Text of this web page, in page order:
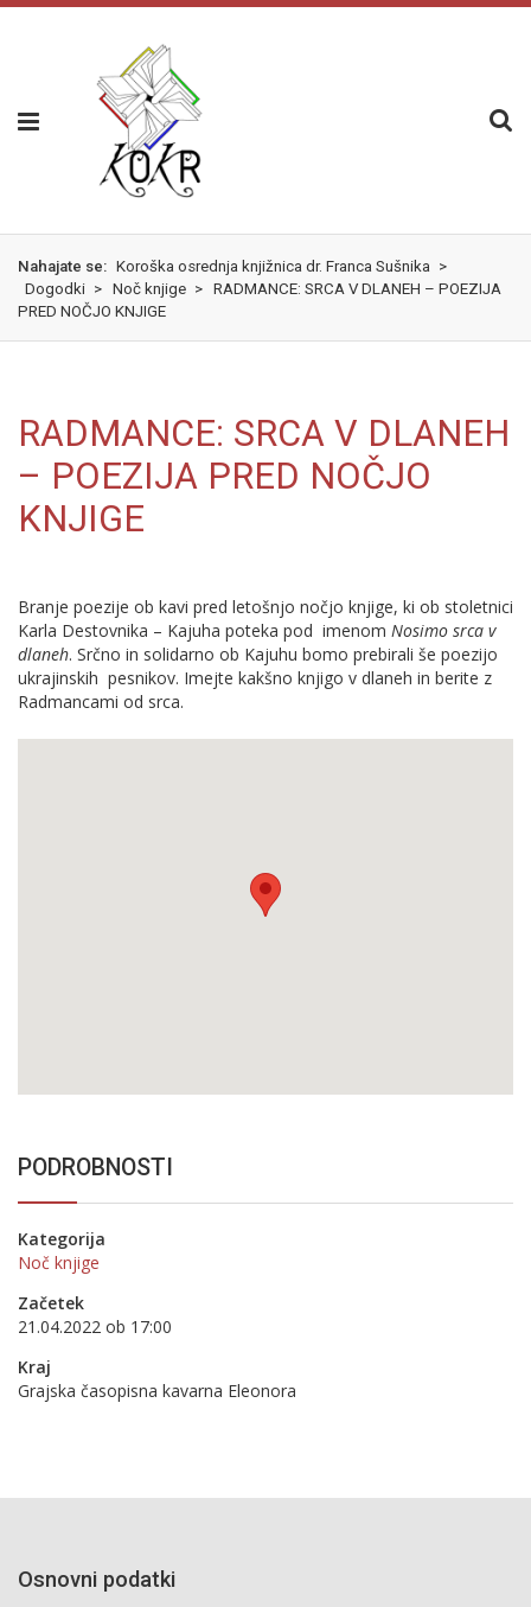
Skok
izjava
Nahajate se: Koroška osrednja knjižnica dr. Franca Sušnika >
Dogodki > Noč knjige > RADMANCE: SRCA V DLANEH – POEZIJA
PRED NOČJO KNJIGE
RADMANCE: SRCA V DLANEH
– POEZIJA PRED NOČJO
KNJIGE
Branje poezije ob kavi pred letošnjo nočjo knjige, ki ob stoletnici
Karla Destovnika – Kajuha poteka pod imenom Nosimo srca v
dlaneh. Srčno in solidarno ob Kajuhu bomo prebirali še poezijo
ukrajinskih pesnikov. Imejte kakšno knjigo v dlaneh in berite z
Radmancami od srca.
PODROBNOSTI
Kategorija
Noč knjige
Začetek
21.04.2022 ob 17:00
Kraj
Grajska časopisna kavarna Eleonora
Osnovni podatki